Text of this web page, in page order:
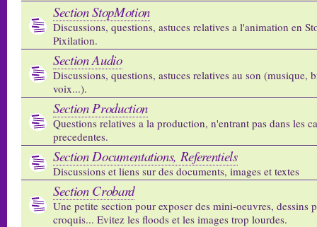
Section StopMotion
Discussions, questions, astuces relatives a l'animation en
Pixilation.
Section Audio
Discussions, questions, astuces relatives au son (musique,
voix...).
Section Production
Questions relatives a la production, n'entrant pas dans les
precedentes.
Section Documentations, Referentiels
Discussions et liens sur des documents, images et textes
Section Crobard
Une petite section pour exposer des mini-oeuvres, dessins
croquis... Evitez les floods et les images trop lourdes.